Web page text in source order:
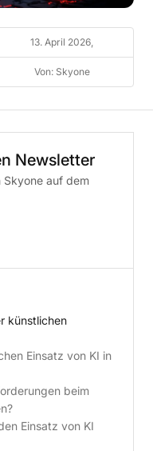
13. April 2026,
Von: Skyone
Newsletter
Skyone auf dem
künstlichen
Einsatz von KI in
beim
Einsatz von KI